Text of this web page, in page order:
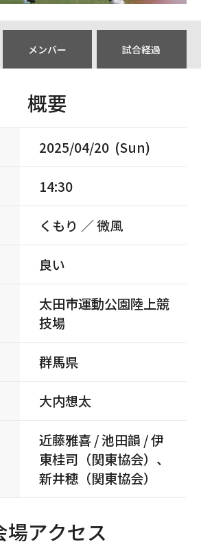
メンバー 試合経過
概要
2025/04/20 (Sun)
14:30
くもり ／ 微風
良い
太田市運動公園陸上競
技場
群馬県
大内想太
近藤雅喜 / 池田韻 / 伊
東桂司（関東協会）、
新井穂（関東協会）
場アクセス